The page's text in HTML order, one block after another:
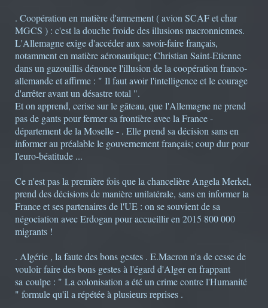
. Coopération en matière d'armement ( avion SCAF et char
MGCS ) : c'est la douche froide des illusions macronniennes.
L'Allemagne exige d'accéder aux savoir-faire français,
notamment en matière aéronautique; Christian Saint-Etienne
dans un gazouillis dénonce l'illusion de la coopération franco-
allemande et affirme : " Il faut avoir l'intelligence et le courage
d'arrêter avant un désastre total ".
Et on apprend, cerise sur le gâteau, que l'Allemagne ne prend
pas de gants pour fermer sa frontière avec la France -
département de la Moselle - . Elle prend sa décision sans en
informer au préalable le gouvernement français; coup dur pour
l'euro-béatitude ...
Ce n'est pas la première fois que la chancelière Angela Merkel,
prend des décisions de manière unilatérale, sans en informer la
France et ses partenaires de l'UE : on se souvient de sa
négociation avec Erdogan pour accueillir en 2015 800 000
migrants !
. Algérie , la faute des bons gestes . E.Macron n'a de cesse de
vouloir faire des bons gestes à l'égard d'Alger en frappant
sa coulpe : " La colonisation a été un crime contre l'Humanité
" formule qu'il a répétée à plusieurs reprises .